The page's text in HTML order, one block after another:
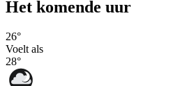
Het komende uur
26°
Voelt als
28°